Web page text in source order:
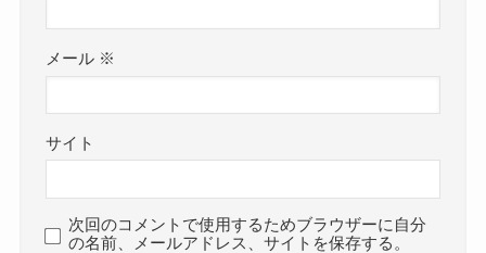
メール ※
サイト
次回のコメントで使用するためブラウザーに自分
の名前、メールアドレス、サイトを保存する。